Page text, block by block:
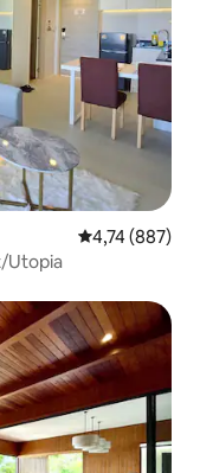
Évaluation
4,74 (887)
Utopia